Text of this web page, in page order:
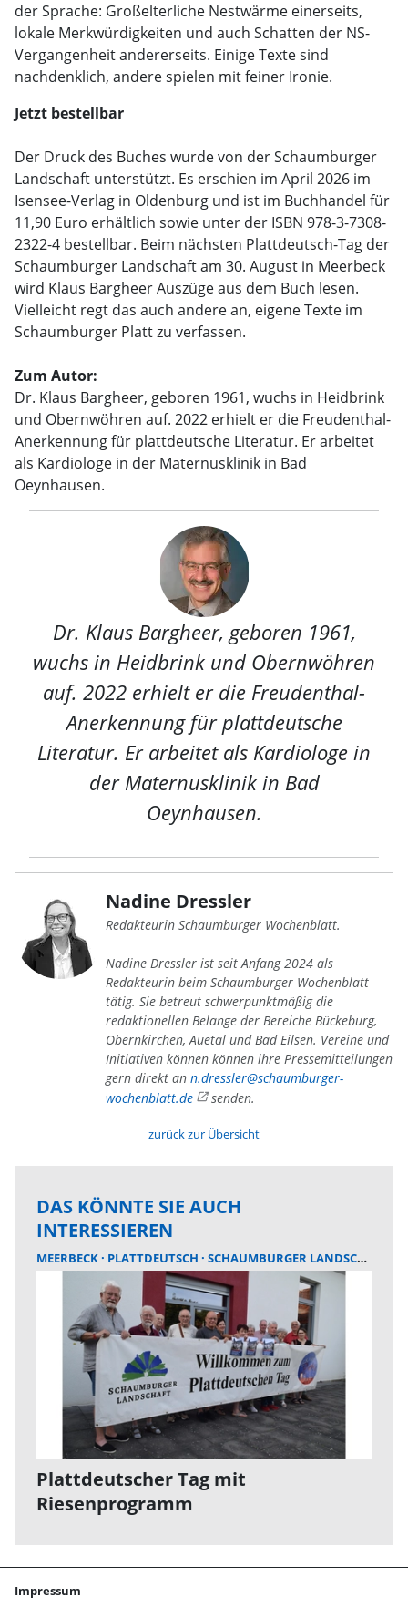
der Sprache: Großelterliche Nestwärme einerseits,
lokale Merkwürdigkeiten und auch Schatten der NS-
Vergangenheit andererseits. Einige Texte sind
nachdenklich, andere spielen mit feiner Ironie.
Jetzt bestellbar
Der Druck des Buches wurde von der Schaumburger
Landschaft unterstützt. Es erschien im April 2026 im
Isensee-Verlag in Oldenburg und ist im Buchhandel für
11,90 Euro erhältlich sowie unter der ISBN 978-3-7308-
2322-4 bestellbar. Beim nächsten Plattdeutsch-Tag der
Schaumburger Landschaft am 30. August in Meerbeck
wird Klaus Bargheer Auszüge aus dem Buch lesen.
Vielleicht regt das auch andere an, eigene Texte im
Schaumburger Platt zu verfassen.
Zum Autor:
Dr. Klaus Bargheer, geboren 1961, wuchs in Heidbrink
und Obernwöhren auf. 2022 erhielt er die Freudenthal-
Anerkennung für plattdeutsche Literatur. Er arbeitet
als Kardiologe in der Maternusklinik in Bad
Oeynhausen.
Dr. Klaus Bargheer, geboren 1961,
wuchs in Heidbrink und Obernwöhren
auf. 2022 erhielt er die Freudenthal-
Anerkennung für plattdeutsche
Literatur. Er arbeitet als Kardiologe in
der Maternusklinik in Bad
Oeynhausen.
Nadine Dressler
Redakteurin Schaumburger Wochenblatt.
Nadine Dressler ist seit Anfang 2024 als
Redakteurin beim Schaumburger Wochenblatt
tätig. Sie betreut schwerpunktmäßig die
redaktionellen Belange der Bereiche Bückeburg,
Obernkirchen, Auetal und Bad Eilsen. Vereine und
Initiativen können können ihre Pressemitteilungen
gern direkt an n.dressler@schaumburger-
wochenblatt.de
senden.
zurück zur Übersicht
DAS KÖNNTE SIE AUCH
INTERESSIEREN
MEERBECK PLATTDEUTSCH SCHAUMBURGER LANDSCHAFT
Plattdeutscher Tag mit
Riesenprogramm
Impressum